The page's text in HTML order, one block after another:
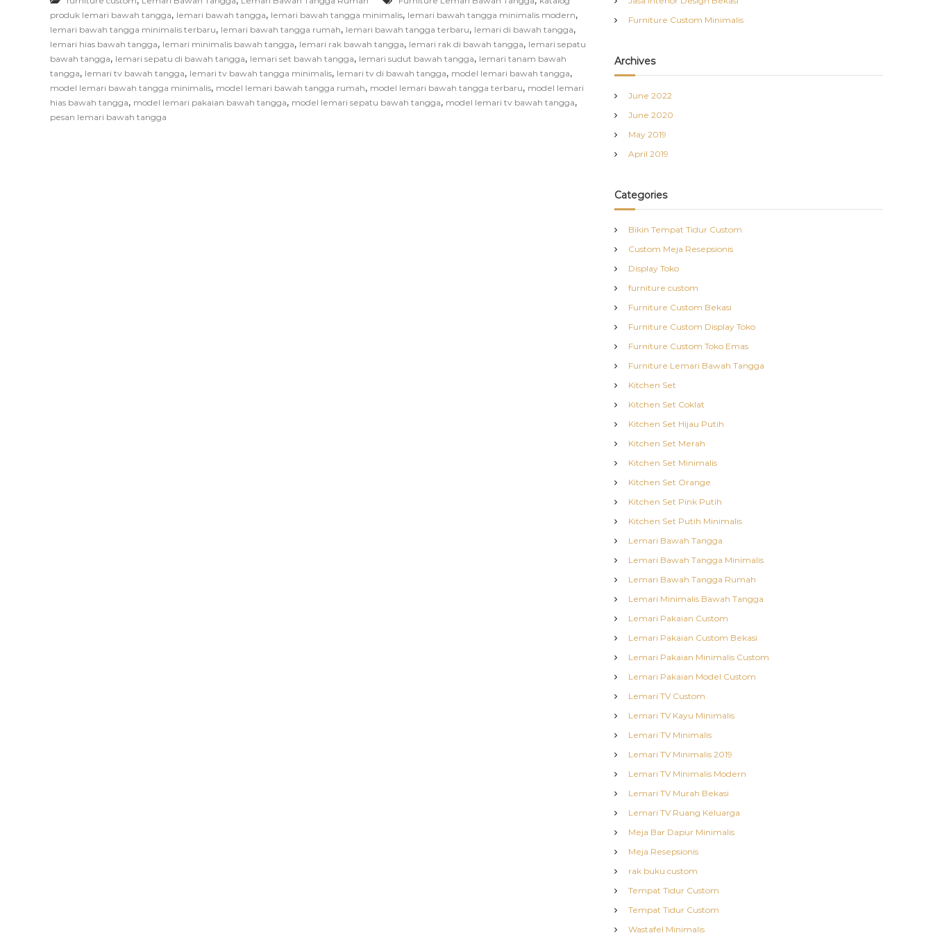
F
u
r
n
i
t
u
r
produk lemari bawah tangga, lemari bawah tangga, lemari bawah tangga minimalis, lemari bawah tangga minimalis modern,
lemari bawah tangga minimalis terbaru, lemari bawah tangga rumah, lemari bawah tangga terbaru, lemari di bawah tangga,
lemari hias bawah tangga, lemari minimalis bawah tangga, lemari rak bawah tangga, lemari rak di bawah tangga, lemari sepatu
bawah tangga, lemari sepatu di bawah tangga, lemari set bawah tangga, lemari sudut bawah tangga, lemari tanam bawah
tangga, lemari tv bawah tangga, lemari tv bawah tangga minimalis, lemari tv di bawah tangga, model lemari bawah tangga,
model lemari bawah tangga minimalis, model lemari bawah tangga rumah, model lemari bawah tangga terbaru, model lemari
hias bawah tangga, model lemari pakaian bawah tangga, model lemari sepatu bawah tangga, model lemari tv bawah tangga,
pesan lemari bawah tangga
Furniture Custom Minimalis
Archives
June 2022
June 2020
May 2019
April 2019
Categories
Bikin Tempat Tidur Custom
Custom Meja Resepsionis
Display Toko
furniture custom
Furniture Custom Bekasi
Furniture Custom Display Toko
Furniture Custom Toko Emas
Furniture Lemari Bawah Tangga
Kitchen Set
Kitchen Set Coklat
Kitchen Set Hijau Putih
Kitchen Set Merah
Kitchen Set Minimalis
Kitchen Set Orange
Kitchen Set Pink Putih
Kitchen Set Putih Minimalis
Lemari Bawah Tangga
Lemari Bawah Tangga Minimalis
Lemari Bawah Tangga Rumah
Lemari Minimalis Bawah Tangga
Lemari Pakaian Custom
Lemari Pakaian Custom Bekasi
Lemari Pakaian Minimalis Custom
Lemari Pakaian Model Custom
Lemari TV Custom
Lemari TV Kayu Minimalis
Lemari TV Minimalis
Lemari TV Minimalis 2019
Lemari TV Minimalis Modern
Lemari TV Murah Bekasi
Lemari TV Ruang Keluarga
Meja Bar Dapur Minimalis
Meja Resepsionis
rak buku custom
Tempat Tidur Custom
Tempat Tidur Custom
Wastafel Minimalis